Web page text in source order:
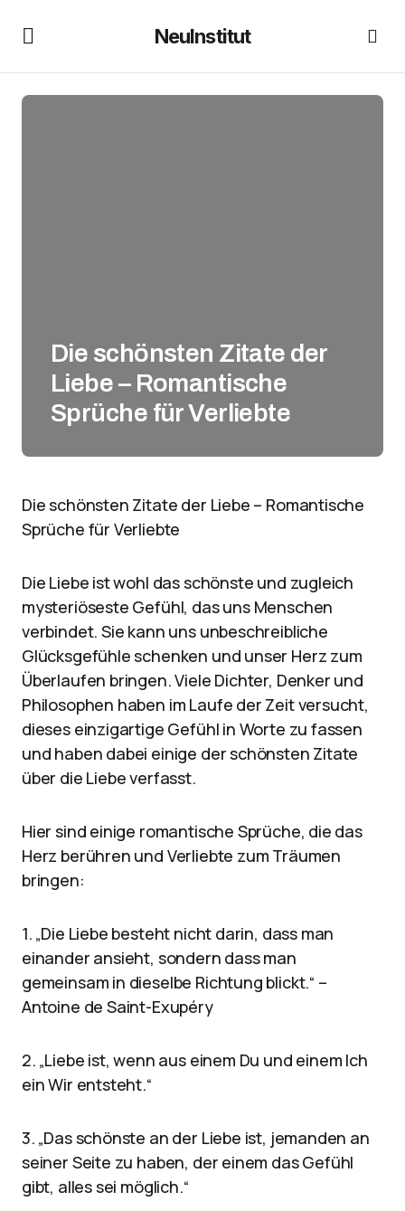
NeuInstitut
Die schönsten Zitate der
Liebe – Romantische
Sprüche für Verliebte
Die schönsten Zitate der Liebe – Romantische
Sprüche für Verliebte
Die Liebe ist wohl das schönste und zugleich
mysteriöseste Gefühl, das uns Menschen
verbindet. Sie kann uns unbeschreibliche
Glücksgefühle schenken und unser Herz zum
Überlaufen bringen. Viele Dichter, Denker und
Philosophen haben im Laufe der Zeit versucht,
dieses einzigartige Gefühl in Worte zu fassen
und haben dabei einige der schönsten Zitate
über die Liebe verfasst.
Hier sind einige romantische Sprüche, die das
Herz berühren und Verliebte zum Träumen
bringen:
1. „Die Liebe besteht nicht darin, dass man
einander ansieht, sondern dass man
gemeinsam in dieselbe Richtung blickt.“ –
Antoine de Saint-Exupéry
2. „Liebe ist, wenn aus einem Du und einem Ich
ein Wir entsteht.“
3. „Das schönste an der Liebe ist, jemanden an
seiner Seite zu haben, der einem das Gefühl
gibt, alles sei möglich.“